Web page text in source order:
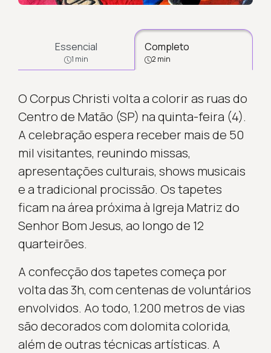
Essencial
1 min
Completo
2 min
O Corpus Christi volta a colorir as ruas do
Centro de Matão (SP) na quinta-feira (4).
A celebração espera receber mais de 50
mil visitantes, reunindo missas,
apresentações culturais, shows musicais
e a tradicional procissão. Os tapetes
ficam na área próxima à Igreja Matriz do
Senhor Bom Jesus, ao longo de 12
quarteirões.
A confecção dos tapetes começa por
volta das 3h, com centenas de voluntários
envolvidos. Ao todo, 1.200 metros de vias
são decorados com dolomita colorida,
além de outras técnicas artísticas. A